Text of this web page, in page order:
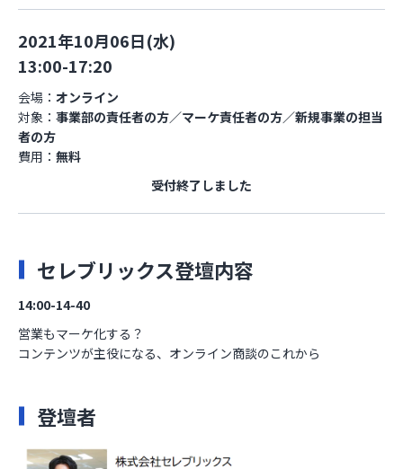
2021年10月06日(水)
13:00-17:20
会場： オンライン
対象： 事業部の責任者の方／マーケ責任者の方／新規事業の担当
者の方
費用： 無料
受付終了しました
セレブリックス登壇内容
14:00-14-40
営業もマーケ化する？
コンテンツが主役になる、オンライン商談のこれから
登壇者